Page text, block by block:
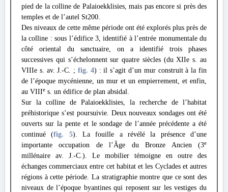
pied de la colline de Palaioekklisies, mais pas encore si près des
temples et de l’autel St200.
Des niveaux de cette même période ont été explorés plus près de
la colline : sous l’édifice 3, identifié à l’entrée monumentale du
côté oriental du sanctuaire, on a identifié trois phases
successives qui s’échelonnent sur quatre siècles (du XIIe s. au
VIIIe s. av. J.-C. ; fig. 4) : il s’agit d’un mur construit à la fin
de l’époque mycénienne, un mur et un empierrement, et enfin,
au VIIIe s. un édifice de plan absidal.
Sur la colline de Palaioekklisies, la recherche de l’habitat
préhistorique s’est poursuivie. Deux nouveaux sondages ont été
ouverts sur la pente et le sondage de l’année précédente a été
continué (fig. 5). La fouille a révélé la présence d’une
importante occupation de l’Âge du Bronze Ancien (3e
millénaire av. J.-C.). Le mobilier témoigne en outre des
échanges commerciaux entre cet habitat et les Cyclades et autres
régions à cette période. La stratigraphie montre que ce sont des
niveaux de l’époque byantines qui reposent sur les vestiges du